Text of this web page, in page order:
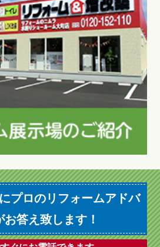
プロのリフォームアドバ
お答え致します！